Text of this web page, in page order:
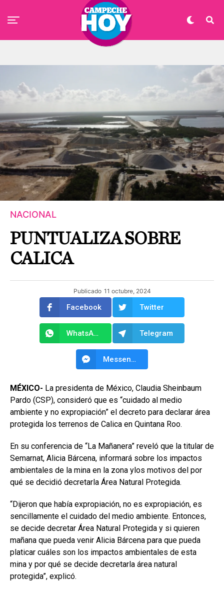
NACIONAL
PUNTUALIZA SOBRE
CALICA
Publicado 11 octubre, 2024
Facebook Twitter
WhatsApp Telegram
Messenger
MÉXICO- La presidenta de México, Claudia Sheinbaum
Pardo (CSP), consideró que es “cuidado al medio
ambiente y no expropiación” el decreto para declarar área
protegida los terrenos de Calica en Quintana Roo.
En su conferencia de “La Mañanera” reveló que la titular de
Semarnat, Alicia Bárcena, informará sobre los impactos
ambientales de la mina en la zona ylos motivos del por
qué se decidió decretarla Área Natural Protegida.
“Dijeron que había expropiación, no es expropiación, es
sencillamente el cuidado del medio ambiente. Entonces,
se decide decretar Área Natural Protegida y si quieren
mañana que pueda venir Alicia Bárcena para que pueda
platicar cuáles son los impactos ambientales de esta
mina y por qué se decide decretarla área natural
protegida”, explicó.